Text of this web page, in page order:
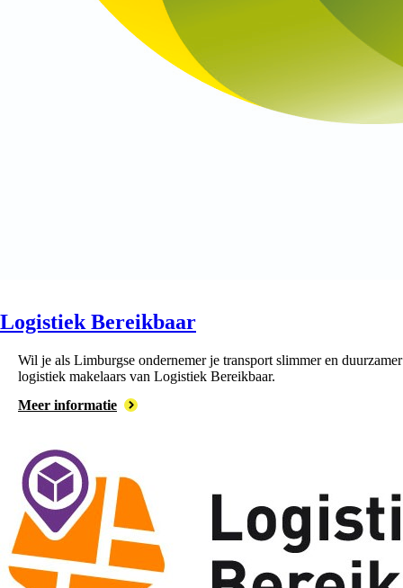
Logistiek Bereikbaar
Wil je als Limburgse ondernemer je transport slimmer en
logistiek makelaars van Logistiek Bereikbaar.
Meer informatie